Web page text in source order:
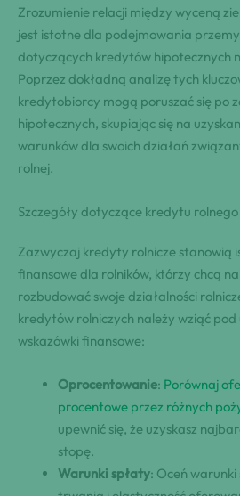
Zrozumienie relacji między wyceną
jest istotne dla podejmowania
dotyczących kredytów hipotecznych
Poprzez dokładną analizę tych
kredytobiorcy mogą poruszać się po
hipotecznych, skupiając się na
warunków dla swoich działań
rolnej.
Szczegóły dotyczące kredytu rolnego
Zazwyczaj kredyty rolnicze stanowią
finansowe dla rolników, którzy chcą
rozbudować swoje działalności
kredytów rolniczych należy wziąć
wskazówki finansowe:
Oprocentowanie: Porównaj
procentowe przez różnych
upewnić się, że uzyskasz
stopę.
Warunki spłaty: Oceń